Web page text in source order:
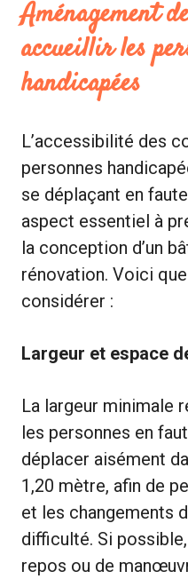
Aménagement
accueillir les
handicapées
L’accessibilité des
personnes
se déplaçant en
aspect essentiel à
la conception d’un
rénovation. Voici
considérer :
Largeur et espace
La largeur minimale
les personnes en
déplacer aisément
1,20 mètre, afin de
et les changements
difficulté. Si
repos ou de